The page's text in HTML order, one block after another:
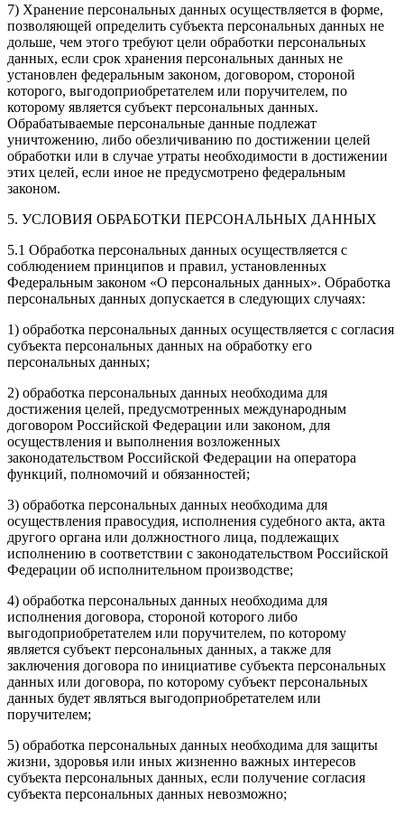
7) Хранение персональных данных осуществляется в форме,
позволяющей определить субъекта персональных данных не
дольше, чем этого требуют цели обработки персональных
данных, если срок хранения персональных данных не
установлен федеральным законом, договором, стороной
которого, выгодоприобретателем или поручителем, по
которому является субъект персональных данных.
Обрабатываемые персональные данные подлежат
уничтожению, либо обезличиванию по достижении целей
обработки или в случае утраты необходимости в достижении
этих целей, если иное не предусмотрено федеральным
законом.
5. УСЛОВИЯ ОБРАБОТКИ ПЕРСОНАЛЬНЫХ ДАННЫХ
5.1 Обработка персональных данных осуществляется с
соблюдением принципов и правил, установленных
Федеральным законом «О персональных данных». Обработка
персональных данных допускается в следующих случаях:
1) обработка персональных данных осуществляется с согласия
субъекта персональных данных на обработку его
персональных данных;
2) обработка персональных данных необходима для
достижения целей, предусмотренных международным
договором Российской Федерации или законом, для
осуществления и выполнения возложенных
законодательством Российской Федерации на оператора
функций, полномочий и обязанностей;
3) обработка персональных данных необходима для
осуществления правосудия, исполнения судебного акта, акта
другого органа или должностного лица, подлежащих
исполнению в соответствии с законодательством Российской
Федерации об исполнительном производстве;
4) обработка персональных данных необходима для
исполнения договора, стороной которого либо
выгодоприобретателем или поручителем, по которому
является субъект персональных данных, а также для
заключения договора по инициативе субъекта персональных
данных или договора, по которому субъект персональных
данных будет являться выгодоприобретателем или
поручителем;
5) обработка персональных данных необходима для защиты
жизни, здоровья или иных жизненно важных интересов
субъекта персональных данных, если получение согласия
субъекта персональных данных невозможно;